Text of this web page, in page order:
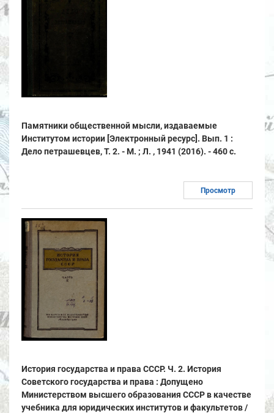
Памятники общественной мысли, издаваемые
Институтом истории [Электронный ресурс]. Вып. 1 :
Дело петрашевцев, Т. 2. - М. ; Л. , 1941 (2016). - 460 с.
Просмотр
История государства и права СССР. Ч. 2. История
Советского государства и права : Допущено
Министерством высшего образования СССР в качестве
учебника для юридических институтов и факультетов /